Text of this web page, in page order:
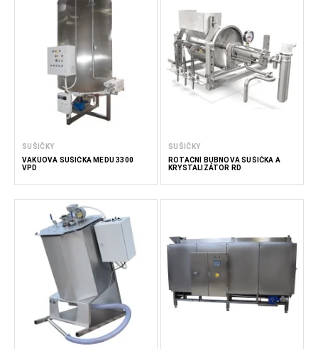
SUŠIČKY
VAKUOVÁ SUŠIČKA MEDU 3300
VPD
SUŠIČKY
ROTAČNÍ BUBNOVÁ SUŠIČKA A
KRYSTALIZÁTOR RD